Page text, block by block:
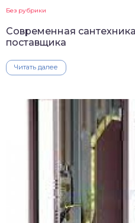
Без рубрики
Современная
поставщика
Читать далее